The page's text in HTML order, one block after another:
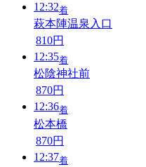
12:32着
萩本陣温泉入口
810円
12:35着
松陰神社前
870円
12:36着
松本橋
870円
12:37着